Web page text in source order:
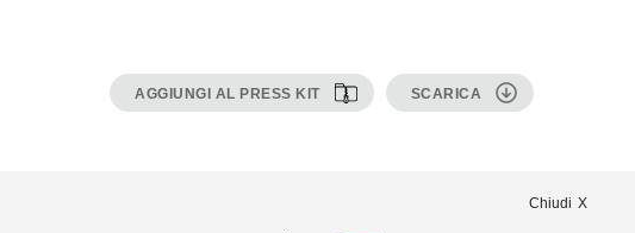
AGGIUNGI AL PRESS KIT SCARICA
Chiudi